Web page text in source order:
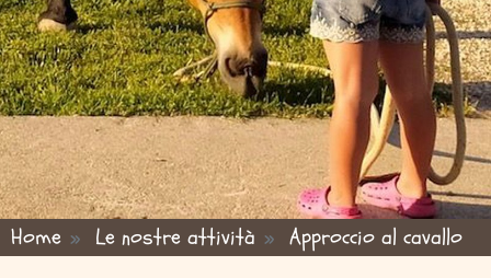
are here
Home Le nostre attività Approccio al cavallo